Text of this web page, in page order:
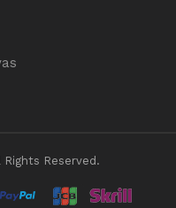
Reserved.